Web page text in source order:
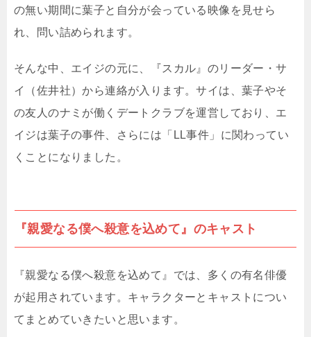
の無い期間に葉子と自分が会っている映像を見せら
れ、問い詰められます。
そんな中、エイジの元に、『スカル』のリーダー・サ
イ（佐井社）から連絡が入ります。サイは、葉子やそ
の友人のナミが働くデートクラブを運営しており、エ
イジは葉子の事件、さらには「LL事件」に関わってい
くことになりました。
『親愛なる僕へ殺意を込めて』のキャスト
『親愛なる僕へ殺意を込めて』では、多くの有名俳優
が起用されています。キャラクターとキャストについ
てまとめていきたいと思います。